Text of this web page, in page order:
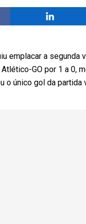
emplacar a
GO por 1 a 0,
o único gol da